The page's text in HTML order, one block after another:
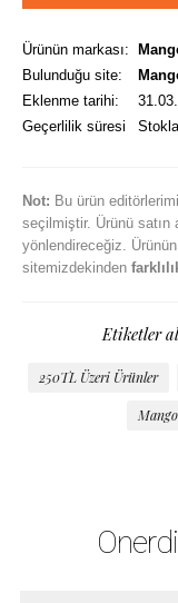
Ürünün markası:
Bulunduğu site:
Eklenme tarihi:
Geçerlilik süresi
Not: Bu ürün
seçilmiştir. Ürünü
yönlendireceğiz.
sitemizdekinden
Etiketler
250TL Üzeri Ürünler
Mango